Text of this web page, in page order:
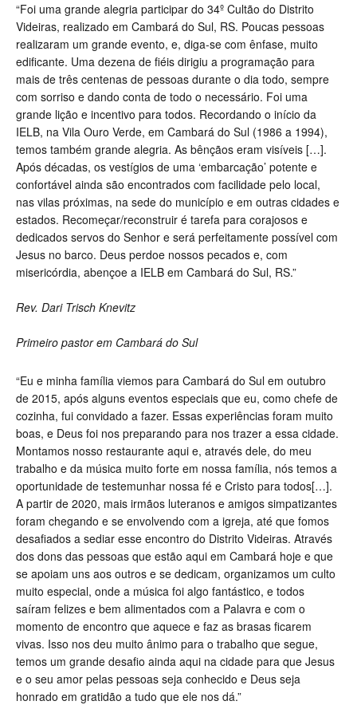
“Foi uma grande alegria participar do 34º Cultão do Distrito
Videiras, realizado em Cambará do Sul, RS. Poucas pessoas
realizaram um grande evento, e, diga-se com ênfase, muito
edificante. Uma dezena de fiéis dirigiu a programação para
mais de três centenas de pessoas durante o dia todo, sempre
com sorriso e dando conta de todo o necessário. Foi uma
grande lição e incentivo para todos. Recordando o início da
IELB, na Vila Ouro Verde, em Cambará do Sul (1986 a 1994),
temos também grande alegria. As bênçãos eram visíveis […].
Após décadas, os vestígios de uma ‘embarcação’ potente e
confortável ainda são encontrados com facilidade pelo local,
nas vilas próximas, na sede do município e em outras cidades e
estados. Recomeçar/reconstruir é tarefa para corajosos e
dedicados servos do Senhor e será perfeitamente possível com
Jesus no barco. Deus perdoe nossos pecados e, com
misericórdia, abençoe a IELB em Cambará do Sul, RS.”
Rev. Dari Trisch Knevitz
Primeiro pastor em Cambará do Sul
“Eu e minha família viemos para Cambará do Sul em outubro
de 2015, após alguns eventos especiais que eu, como chefe de
cozinha, fui convidado a fazer. Essas experiências foram muito
boas, e Deus foi nos preparando para nos trazer a essa cidade.
Montamos nosso restaurante aqui e, através dele, do meu
trabalho e da música muito forte em nossa família, nós temos a
oportunidade de testemunhar nossa fé e Cristo para todos[…].
A partir de 2020, mais irmãos luteranos e amigos simpatizantes
foram chegando e se envolvendo com a igreja, até que fomos
desafiados a sediar esse encontro do Distrito Videiras. Através
dos dons das pessoas que estão aqui em Cambará hoje e que
se apoiam uns aos outros e se dedicam, organizamos um culto
muito especial, onde a música foi algo fantástico, e todos
saíram felizes e bem alimentados com a Palavra e com o
momento de encontro que aquece e faz as brasas ficarem
vivas. Isso nos deu muito ânimo para o trabalho que segue,
temos um grande desafio ainda aqui na cidade para que Jesus
e o seu amor pelas pessoas seja conhecido e Deus seja
honrado em gratidão a tudo que ele nos dá.”